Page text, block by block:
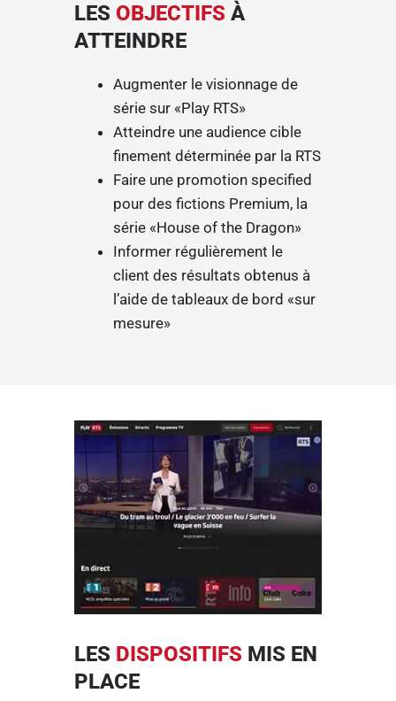
LES OBJECTIFS À
ATTEINDRE
Augmenter le visionnage de
série sur «Play RTS»
Atteindre une audience cible
finement déterminée par la RTS
Faire une promotion specified
pour des fictions Premium, la
série «House of the Dragon»
Informer régulièrement le
client des résultats obtenus à
l’aide de tableaux de bord «sur
mesure»
LES DISPOSITIFS MIS EN
PLACE